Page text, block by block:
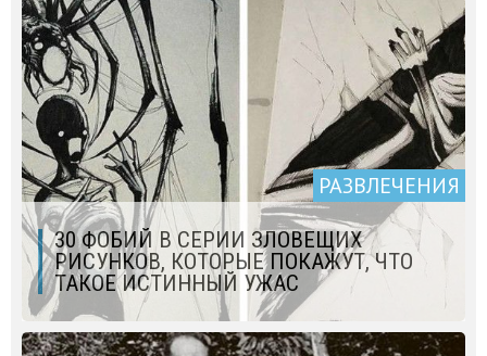
РАЗВЛЕЧЕНИЯ
30 ФОБИЙ В СЕРИИ ЗЛОВЕЩИХ
РИСУНКОВ, КОТОРЫЕ ПОКАЖУТ, ЧТО
ТАКОЕ ИСТИННЫЙ УЖАС